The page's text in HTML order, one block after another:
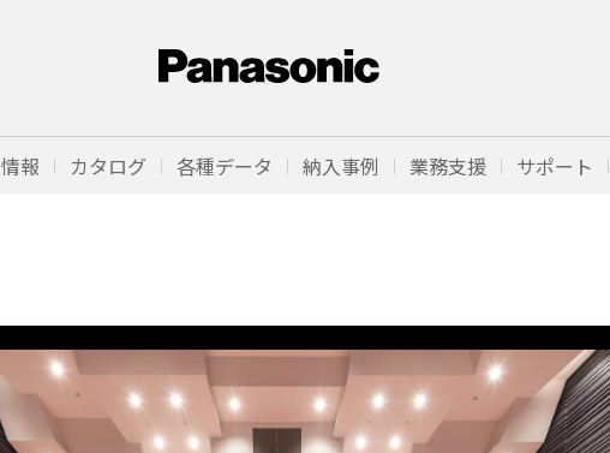
報 カタログ 各種データ 納入事例 業務支援 サポート